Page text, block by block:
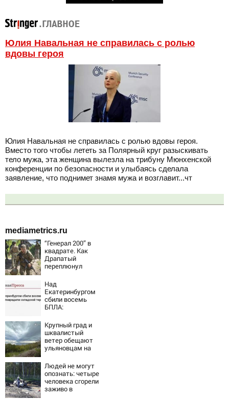
Юлия Навальная не справилась с ролью
вдовы героя
Юлия Навальная не справилась с ролью вдовы героя.
Вместо того чтобы лететь за Полярный круг разыскивать
тело мужа, эта женщина вылезла на трибуну Мюнхенской
конференции по безопасности и улыбаясь сделала
заявление, что поднимет знамя мужа и возглавит...чт
mediametrics.ru
“Генерал 200” в
квадрате. Как
Драпатый
переплюнул
Над
Екатеринбургом
сбили восемь
БПЛА:
800 сотрудников
Wildberries
Крупный град и
шквалистый
ветер обещают
ульяновцам на
Людей не могут
опознать: четыре
человека сгорели
заживо в